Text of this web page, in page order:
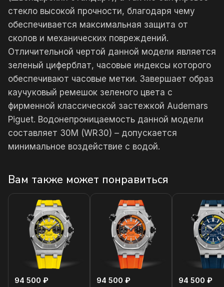
стекло высокой прочности, благодаря чему
обеспечивается максимальная защита от
сколов и механических повреждений.
Отличительной чертой данной модели является
зеленый циферблат, часовые индексы которого
обеспечивают часовые метки. Завершает образ
каучуковый ремешок зеленого цвета с
фирменной классической застежкой Audemars
Piguet. Водонепроницаемость данной модели
составляет 30М (WR30) – допускается
минимальное воздействие с водой.
Вам также может понравиться
94 500 ₽ 94 500 ₽ 94 500 ₽